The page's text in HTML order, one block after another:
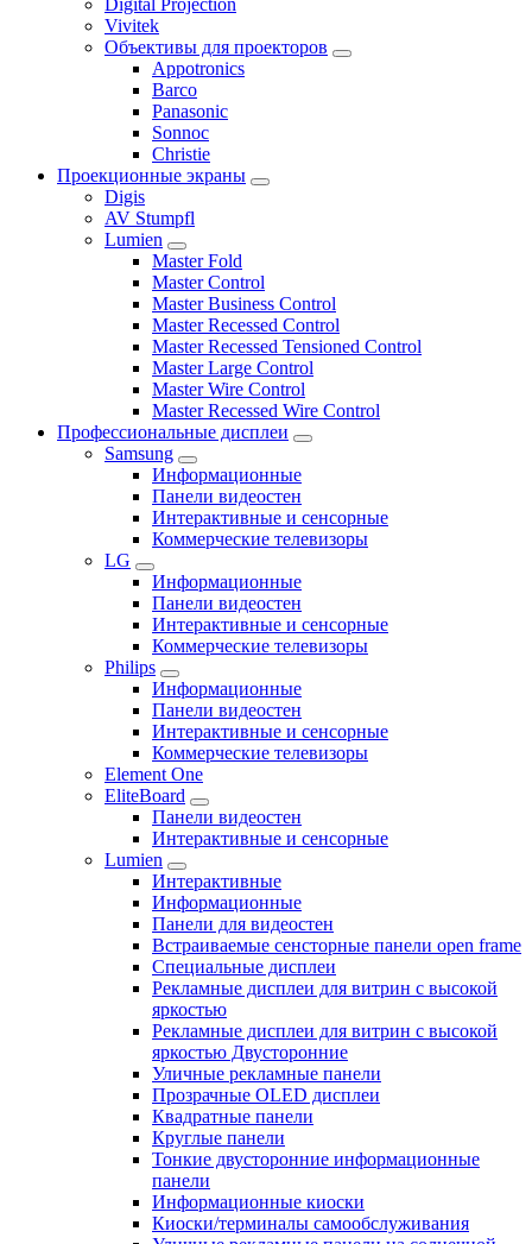
Vivitek
Объективы для проекторов
Appotronics
Barco
Panasonic
Sonnoc
Сhristie
Проекционные экраны
Digis
AV Stumpfl
Lumien
Master Fold
Master Control
Master Business Control
Master Recessed Control
Master Recessed Tensioned Control
Master Large Control
Master Wire Control
Master Recessed Wire Control
Профессиональные дисплеи
Samsung
Информационные
Панели видеостен
Интерактивные и сенсорные
Коммерческие телевизоры
LG
Информационные
Панели видеостен
Интерактивные и сенсорные
Коммерческие телевизоры
Philips
Информационные
Панели видеостен
Интерактивные и сенсорные
Коммерческие телевизоры
Element One
EliteBoard
Панели видеостен
Интерактивные и сенсорные
Lumien
Интерактивные
Информационные
Панели для видеостен
Встраиваемые сенсторные панели open frame
Специальные дисплеи
Рекламные дисплеи для витрин с высокой
яркостью
Рекламные дисплеи для витрин с высокой
яркостью Двусторонние
Уличные рекламные панели
Прозрачные OLED дисплеи
Квадратные панели
Круглые панели
Тонкие двусторонние информационные
панели
Информационные киоски
Киоски/терминалы самообслуживания